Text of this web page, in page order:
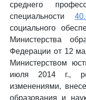
среднего
специальности
социального
Министерства
Федерации от 12
Министерством
июля 2014 г.,
изменениями,
образования и